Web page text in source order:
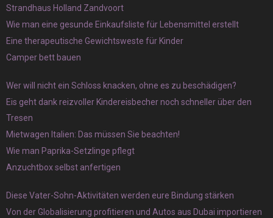
Strandhaus Holland Zandvoort
Wie man eine gesunde Einkaufsliste für Lebensmittel erstellt
Eine therapeutische Gewichtsweste für Kinder
Camper bett bauen
Wer will nicht ein Schloss knacken, ohne es zu beschädigen?
Eis geht dank reizvoller Kindereisbecher noch schneller über den
Tresen
Mietwagen Italien: Das müssen Sie beachten!
Wie man Paprika-Setzlinge pflegt
Anzuchtbox selbst anfertigen
Diese Vater-Sohn-Aktivitäten werden eure Bindung stärken
Von der Globalisierung profitieren und Autos aus Dubai importieren